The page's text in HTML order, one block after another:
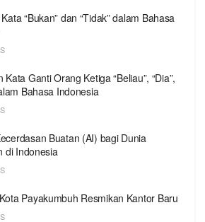
“Bukan” dan “Tidak” dalam Bahasa
Kata Ganti Orang Ketiga “Beliau”, “Dia”,
Bahasa Indonesia
Buatan (AI) bagi Dunia
di Indonesia
Payakumbuh Resmikan Kantor Baru